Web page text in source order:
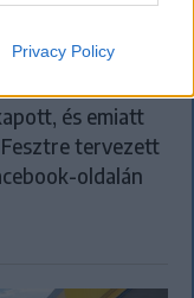
Privacy Policy
miatt
és emiatt
tervezett
oldalán